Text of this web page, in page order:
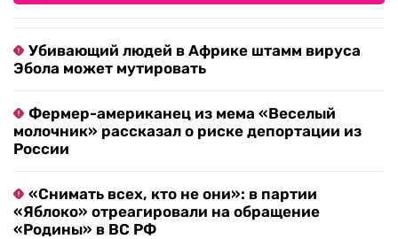
Убивающий людей в Африке штамм вируса
Эбола может мутировать
Фермер-американец из мема «Веселый
молочник» рассказал о риске депортации из
России
«Снимать всех, кто не они»: в партии
«Яблоко» отреагировали на обращение
«Родины» в ВС РФ